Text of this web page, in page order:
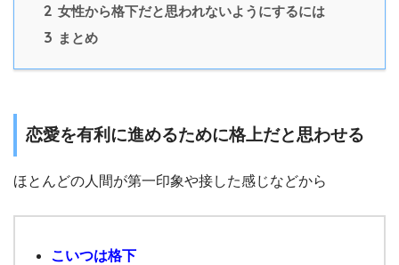
2 女性から格下だと思われないようにするには
3 まとめ
恋愛を有利に進めるために格上だと思わせる
ほとんどの人間が第一印象や接した感じなどから
こいつは格下